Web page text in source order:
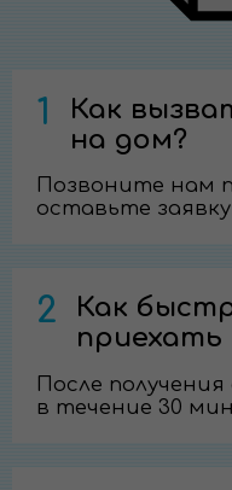
1
Как
на дом?
Позвоните нам
оставьте
2
Как
После
в течение 30